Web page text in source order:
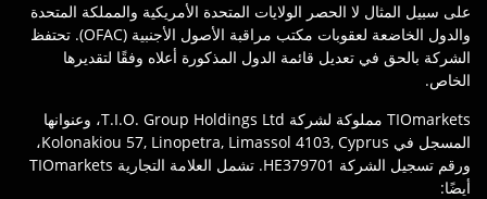
على سبيل المثال لا الحصر الولايات المتحدة الأمريكية والمملكة المتحدة
والدول الخاضعة لعقوبات مكتب مراقبة الأصول الأجنبية (OFAC). تحتفظ
الشركة بالحق في تعديل قائمة الدول المذكورة أعلاه وفقًا لتقديرها
الخاص.
TIOmarkets مملوكة لشركة T.I.O. Group Holdings Ltd، وعنوانها
المسجل في Kolonakiou 57, Linopetra, Limassol 4103, Cyprus،
ورقم تسجيل الشركة HE379701. تشمل العلامة التجارية TIOmarkets
أيضًا: